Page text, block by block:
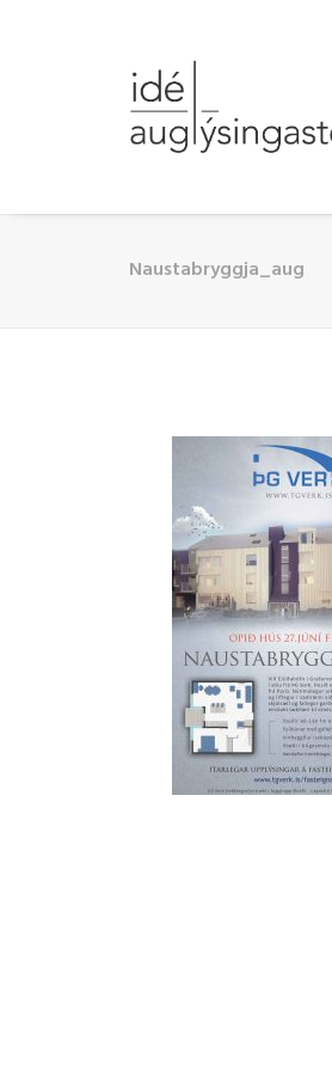
Naustabryggja_aug